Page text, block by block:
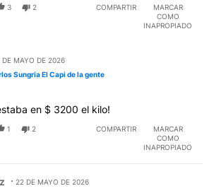
3 2 COMPARTIR
MARCAR
COMO
INAPROPIADO
DE MAYO DE 2026
Sungria El Capi de la gente
en $ 3200 el kilo!
1 2 COMPARTIR
MARCAR
COMO
INAPROPIADO
Lopez.
22 DE MAYO DE 2026